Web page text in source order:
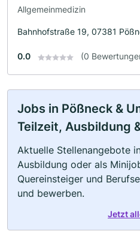
Allgemeinmedizin
Bahnhofstraße 19, 07381
0.0 (0
Jobs in Pößneck &
Teilzeit, Ausbildung
Aktuelle Stellenangebote
Ausbildung oder als
Quereinsteiger und
und bewerben.
Jetzt